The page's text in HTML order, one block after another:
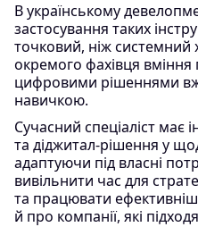
В українському
застосування таких
точковий, ніж системний
окремого фахівця
цифровими рішеннями
навичкою.
Сучасний спеціаліст має
та діджитал-рішення у
адаптуючи під власні
вивільнити час для
та працювати
й про компанії, які